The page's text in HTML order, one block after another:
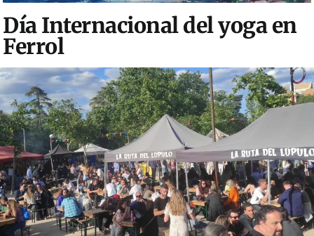
Día Internacional del yoga en
Ferrol